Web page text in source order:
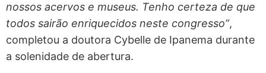
nossos acervos e museus. Tenho certeza de que
todos sairão enriquecidos neste congresso”,
completou a doutora Cybelle de Ipanema durante
a solenidade de abertura.